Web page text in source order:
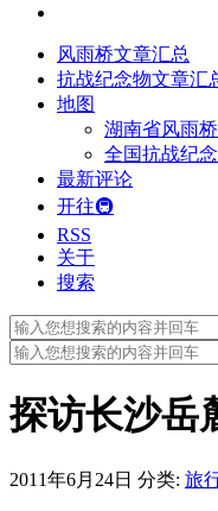
风雨桥文章汇总
抗战纪念物文章汇
地图
湖南省风雨
全国抗战纪
最新评论
开往🚇
RSS
关于
搜索
Search
for:
Search
for:
探访长沙岳
2011年6月24日 分类: 旅